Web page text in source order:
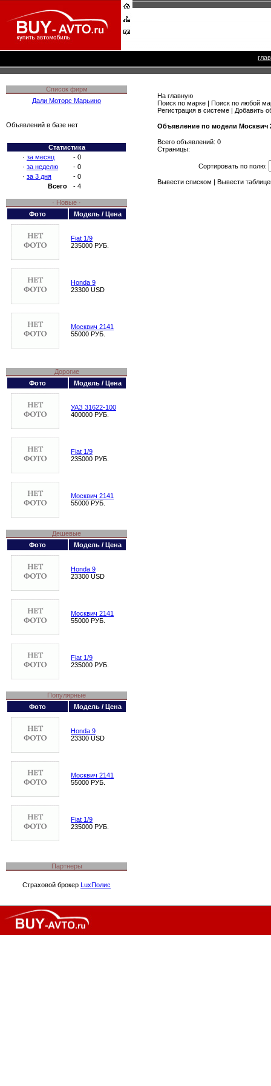
Список фирм
Дали Моторс Марьино
Объявлений в базе нет
Статистика
· за месяц
- 0
· за неделю
- 0
· за 3 дня
- 0
Всего
- 4
· Новые ·
Фото
Модель / Цена
Fiat 1/9
235000 РУБ.
Honda 9
23300 USD
Москвич 2141
55000 РУБ.
Дорогие
Фото
Модель / Цена
УАЗ 31622-100
400000 РУБ.
Fiat 1/9
235000 РУБ.
Москвич 2141
55000 РУБ.
Дешевые
Фото
Модель / Цена
Honda 9
23300 USD
Москвич 2141
55000 РУБ.
Fiat 1/9
235000 РУБ.
Популярные
Фото
Модель / Цена
Honda 9
23300 USD
Москвич 2141
55000 РУБ.
Fiat 1/9
235000 РУБ.
На главную
Поиск по марке | Поиск по любой
Регистрация в системе | Добавить
Объявление по модели Москвич
Всего объявлений: 0
Страницы:
Сортировать по полю:
Вывести списком Вывести
Партнеры
Страховой брокер LuxПолис